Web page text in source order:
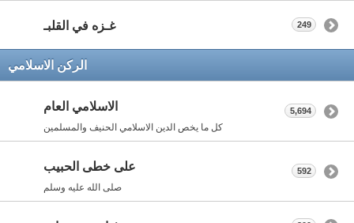
غـزه في القلبـ 249
الركن الاسلامي
الاسلامي العام
كل ما يخص الدين الاسلامي الحنيف والمسلمين
5,694
على خطى الحبيب
صلى الله عليه وسلم
592